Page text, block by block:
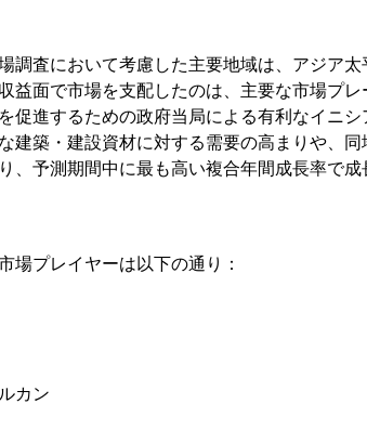
調査において考慮した主要地域は、アジア
益面で市場を支配したのは、主要な市場プ
促進するための政府当局による有利なイニ
建築・建設資材に対する需要の高まりや、
、予測期間中に最も高い複合年間成長率で成
場プレイヤーは以下の通り：
カン